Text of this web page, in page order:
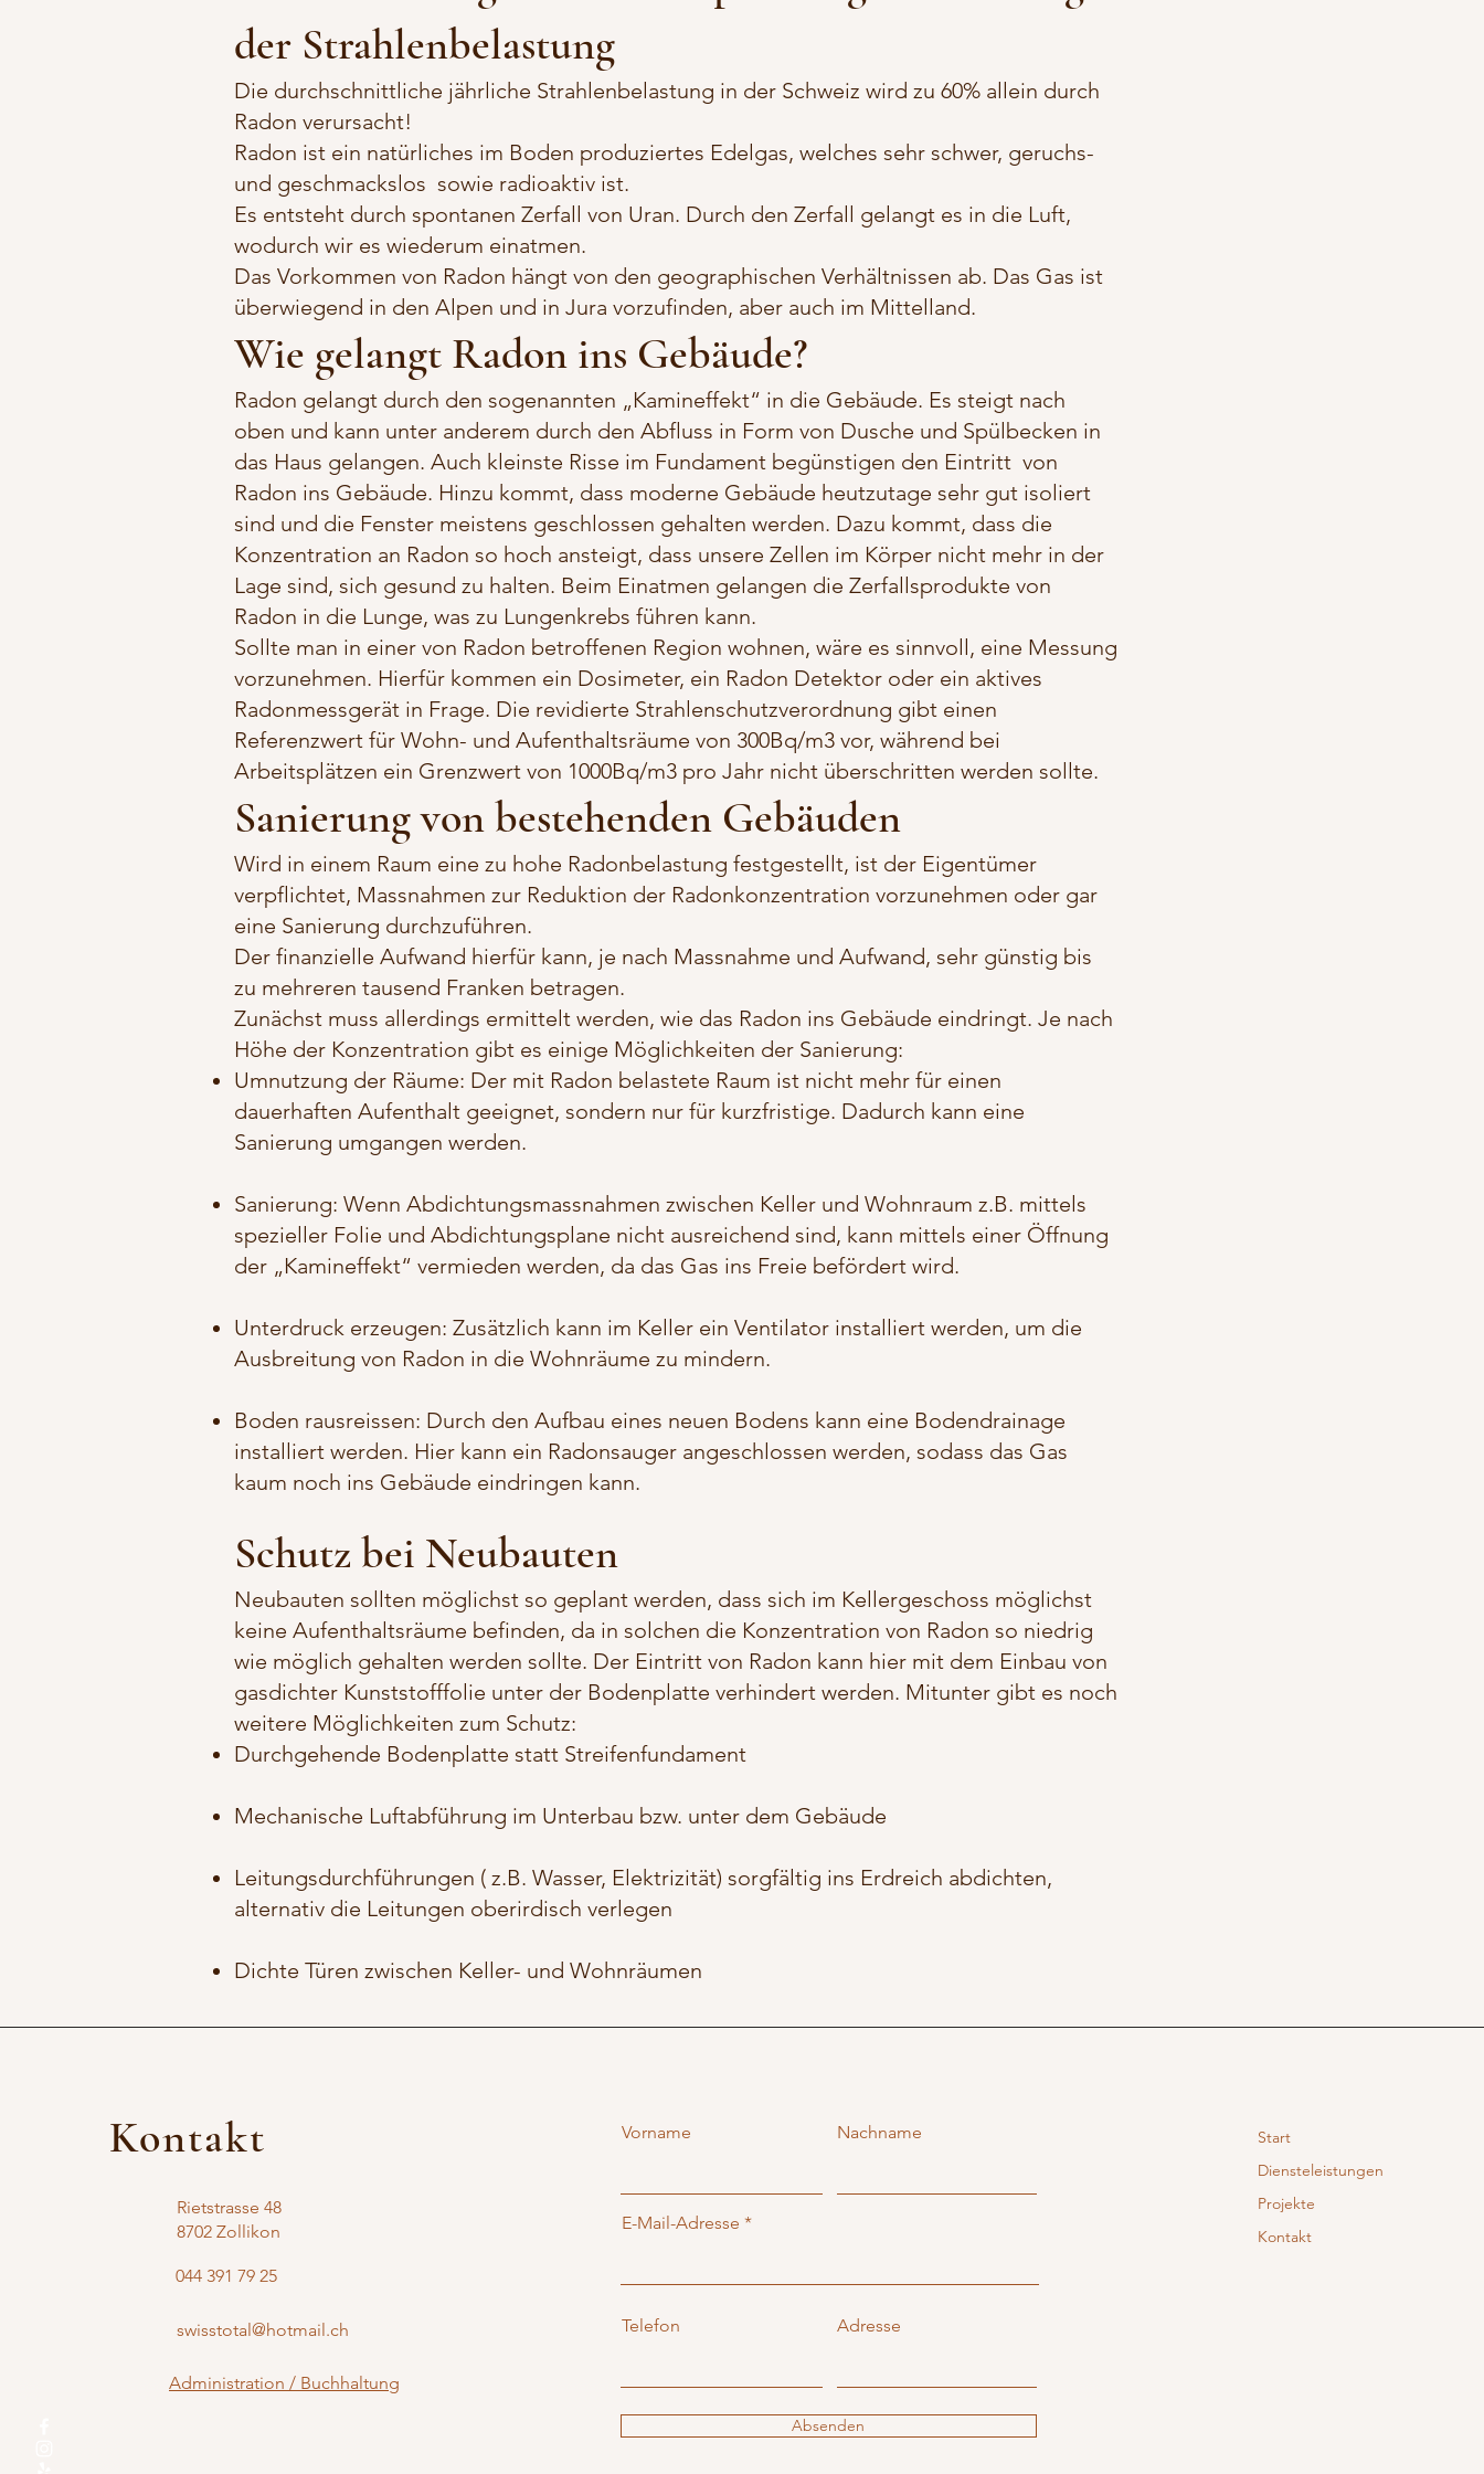
der Strahlenbelastung
Die durchschnittliche jährliche Strahlenbelastung in der Schweiz wird zu 60% allein durch
Radon verursacht!
Radon ist ein natürliches im Boden produziertes Edelgas, welches sehr schwer, geruchs-
und geschmackslos sowie radioaktiv ist.
Es entsteht durch spontanen Zerfall von Uran. Durch den Zerfall gelangt es in die Luft,
wodurch wir es wiederum einatmen.
Das Vorkommen von Radon hängt von den geographischen Verhältnissen ab. Das Gas ist
überwiegend in den Alpen und in Jura vorzufinden, aber auch im Mittelland.
Wie gelangt Radon ins Gebäude?
Radon gelangt durch den sogenannten „Kamineffekt“ in die Gebäude. Es steigt nach
oben und kann unter anderem durch den Abfluss in Form von Dusche und Spülbecken in
das Haus gelangen. Auch kleinste Risse im Fundament begünstigen den Eintritt von
Radon ins Gebäude. Hinzu kommt, dass moderne Gebäude heutzutage sehr gut isoliert
sind und die Fenster meistens geschlossen gehalten werden. Dazu kommt, dass die
Konzentration an Radon so hoch ansteigt, dass unsere Zellen im Körper nicht mehr in der
Lage sind, sich gesund zu halten. Beim Einatmen gelangen die Zerfallsprodukte von
Radon in die Lunge, was zu Lungenkrebs führen kann.
Sollte man in einer von Radon betroffenen Region wohnen, wäre es sinnvoll, eine Messung
vorzunehmen. Hierfür kommen ein Dosimeter, ein Radon Detektor oder ein aktives
Radonmessgerät in Frage. Die revidierte Strahlenschutzverordnung gibt einen
Referenzwert für Wohn- und Aufenthaltsräume von 300Bq/m3 vor, während bei
Arbeitsplätzen ein Grenzwert von 1000Bq/m3 pro Jahr nicht überschritten werden sollte.
Sanierung von bestehenden Gebäuden
Wird in einem Raum eine zu hohe Radonbelastung festgestellt, ist der Eigentümer
verpflichtet, Massnahmen zur Reduktion der Radonkonzentration vorzunehmen oder gar
eine Sanierung durchzuführen.
Der finanzielle Aufwand hierfür kann, je nach Massnahme und Aufwand, sehr günstig bis
zu mehreren tausend Franken betragen.
Zunächst muss allerdings ermittelt werden, wie das Radon ins Gebäude eindringt. Je nach
Höhe der Konzentration gibt es einige Möglichkeiten der Sanierung:
Umnutzung der Räume: Der mit Radon belastete Raum ist nicht mehr für einen
dauerhaften Aufenthalt geeignet, sondern nur für kurzfristige. Dadurch kann eine
Sanierung umgangen werden.
Sanierung: Wenn Abdichtungsmassnahmen zwischen Keller und Wohnraum z.B. mittels
spezieller Folie und Abdichtungsplane nicht ausreichend sind, kann mittels einer Öffnung
der „Kamineffekt“ vermieden werden, da das Gas ins Freie befördert wird.
Unterdruck erzeugen: Zusätzlich kann im Keller ein Ventilator installiert werden, um die
Ausbreitung von Radon in die Wohnräume zu mindern.
Boden rausreissen: Durch den Aufbau eines neuen Bodens kann eine Bodendrainage
installiert werden. Hier kann ein Radonsauger angeschlossen werden, sodass das Gas
kaum noch ins Gebäude eindringen kann.
Schutz bei Neubauten
Neubauten sollten möglichst so geplant werden, dass sich im Kellergeschoss möglichst
keine Aufenthaltsräume befinden, da in solchen die Konzentration von Radon so niedrig
wie möglich gehalten werden sollte. Der Eintritt von Radon kann hier mit dem Einbau von
gasdichter Kunststofffolie unter der Bodenplatte verhindert werden. Mitunter gibt es noch
weitere Möglichkeiten zum Schutz:
Durchgehende Bodenplatte statt Streifenfundament
Mechanische Luftabführung im Unterbau bzw. unter dem Gebäude
Leitungsdurchführungen ( z.B. Wasser, Elektrizität) sorgfältig ins Erdreich abdichten,
alternativ die Leitungen oberirdisch verlegen
Dichte Türen zwischen Keller- und Wohnräumen
Kontakt
Rietstrasse 48
8702 Zollikon
044 391 79 25
swisstotal@hotmail.ch
Administration / Buchhaltung
Vorname Nachname
E-Mail-Adresse
Telefon Adresse
Absenden
Start
Diensteleistungen
Projekte
Kontakt